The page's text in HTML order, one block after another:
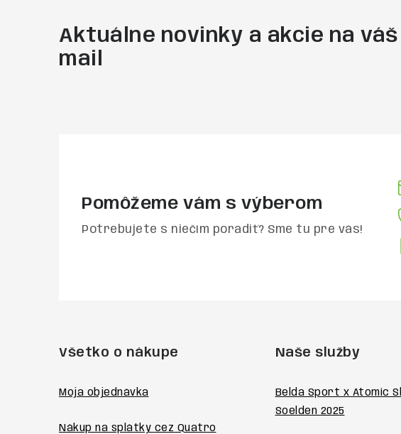
Aktuálne novinky a akcie na
mail
Pomôžeme vám s výberom
Potrebujete s niečím poradiť? Sme tu pre vás!
Všetko o nákupe
Moja objednávka
Nákup na splátky cez Quatro
Naše služby
Belda Sport x Atomic
Soelden 2025